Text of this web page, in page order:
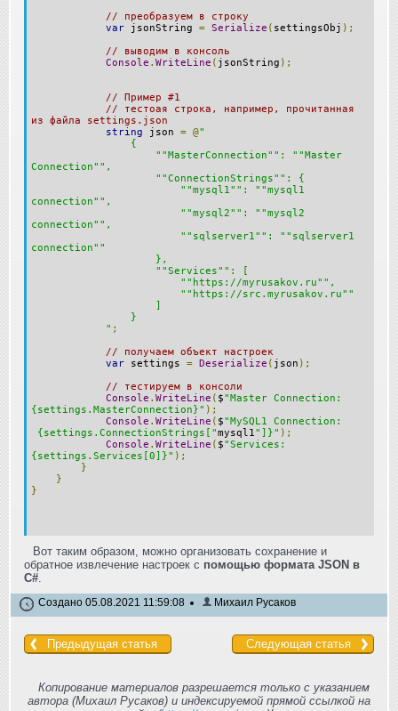
// преобразуем в строку
var jsonString = Serialize ( settingsObj );
// выводим в консоль
Console . WriteLine ( jsonString );
// Пример #1
// тестоая строка, например, прочитанная
из файла settings.json
string json = @"
{
""MasterConnection"": ""Master
Connection"",
""ConnectionStrings"": {
""mysql1"": ""mysql1
connection"",
""mysql2"": ""mysql2
connection"",
""sqlserver1"": ""sqlserver1
connection""
},
""Services"": [
""https://myrusakov.ru"",
""https://src.myrusakov.ru""
]
}
" ;
// получаем объект настроек
var settings = Deserialize ( json );
// тестируем в консоли
Console . WriteLine ( $"Master Connection:
{settings.MasterConnection}" );
Console . WriteLine ( $"MySQL1 Connection:
{settings.ConnectionStrings["mysql1"]}" );
Console . WriteLine ( $"Services:
{settings.Services[0]}" );
}
}
}
Вот таким образом, можно организовать сохранение и
обратное извлечение настроек с помощью формата JSON в
C#
Создано 05.08.2021 11:59:08 Михаил Русаков
Предыдущая статья Следующая статья
Копирование материалов разрешается только с указанием
автора (Михаил Русаков) и индексируемой прямой ссылкой на